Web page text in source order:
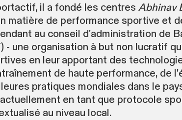
il a fondé les centres Abhinav
matière de performance sportive et
au conseil d'administration de
- une organisation à but non lucratif
en leur apportant des
de haute performance, de
pratiques mondiales dans le
en tant que protocole
au niveau local.